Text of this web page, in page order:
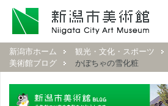
新潟市ホーム 観光・文化・スポーツ
美術館ブログ
かぼちゃの雪化粧